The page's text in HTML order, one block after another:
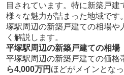
目されています。特に新築戸建
様々な魅力が詰まった地域です
塚駅周辺の新築戸建ての相場や
く解説します。
平塚駅周辺の新築戸建ての相場
平塚駅周辺の新築戸建ての価格
ら4,000万円 ほどがメインとな